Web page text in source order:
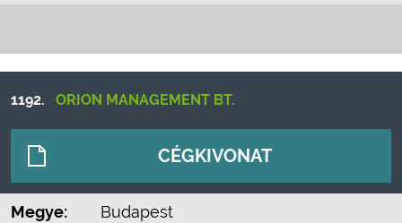
1192. ORION MANAGEMENT BT.
CÉGKIVONAT
Megye:
Budapest